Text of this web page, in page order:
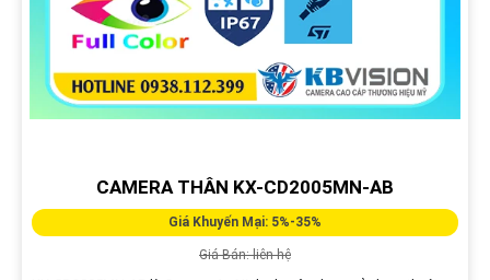
CAMERA THÂN KX-CD2005MN-AB
Giá Khuyến Mại: 5%-35%
Giá Bán: liên hệ